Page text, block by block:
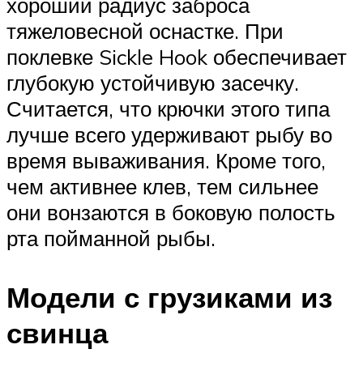
тяжеловесной оснастке. При
поклевке Sickle Hook обеспечивает
глубокую устойчивую засечку.
Считается, что крючки этого типа
лучше всего удерживают рыбу во
время вываживания. Кроме того,
чем активнее клев, тем сильнее
они вонзаются в боковую полость
рта пойманной рыбы.
Модели с грузиками из
свинца